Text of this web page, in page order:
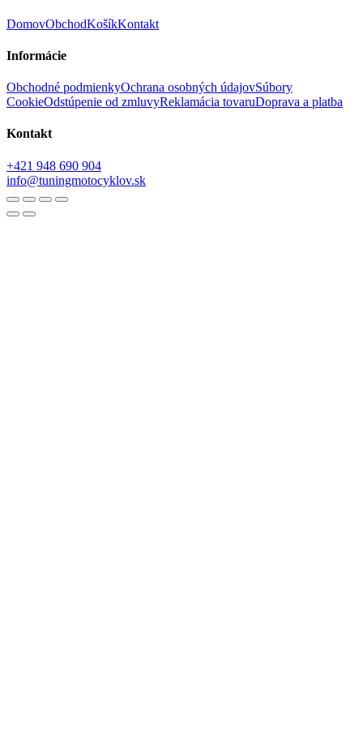
DomovObchodKošíkKontakt
Informácie
Obchodné podmienkyOchrana osobných údajovSúbory
CookieOdstúpenie od zmluvyReklamácia tovaruDoprava a platba
Kontakt
+421 948 690 904
info@tuningmotocyklov.sk